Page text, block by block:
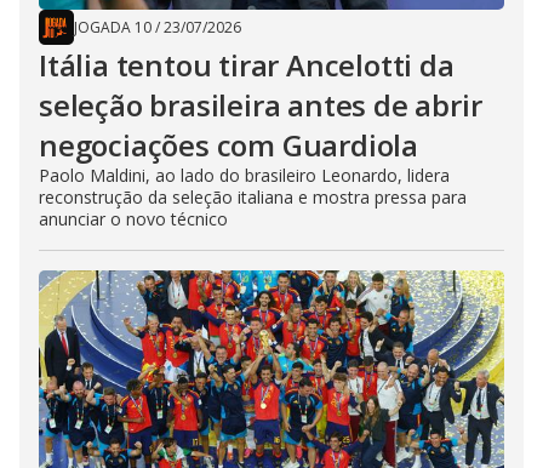
JOGADA 10/23/07/2026
Itália tentou tirar Ancelotti da
seleção brasileira antes de abrir
negociações com Guardiola
Paolo Maldini, ao lado do brasileiro Leonardo, lidera
reconstrução da seleção italiana e mostra pressa para
anunciar o novo técnico